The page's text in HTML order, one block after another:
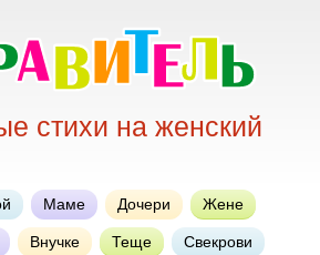
стихи на женский
Маме Дочери Жене
Внучке Теще Свекрови